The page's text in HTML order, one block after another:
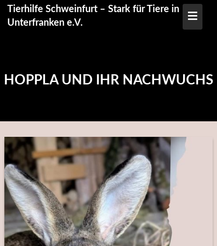
Skip
content
Tierhilfe Schweinfurt – Stark für Tiere in
Unterfranken e.V.
HOPPLA UND IHR NACHWUCHS